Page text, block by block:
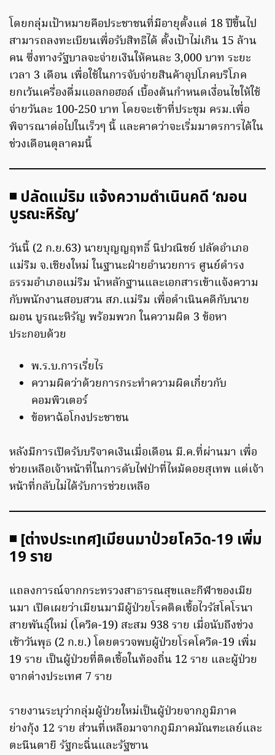
โดยกลุ่มเป้าหมายคือประชาชนที่มีอายุตั้งแต่ 18 ปีขึ้นไป
สามารถลงทะเบียนเพื่อรับสิทธิได้ ตั้งเป้าไม่เกิน 15 ล้าน
คน ซึ่งทางรัฐบาลจะจ่ายเงินให้คนละ 3,000 บาท ระยะ
เวลา 3 เดือน เพื่อใช้ในการจับจ่ายสินค้าอุปโภคบริโภค
ยกเว้นเครื่องดื่มแอลกอฮอล์ เบื้องต้นกำหนดเงื่อนไขให้ใช้
จ่ายวันละ 100-250 บาท โดยจะเข้าที่ประชุม ครม.เพื่อ
พิจารณาต่อไปในเร็วๆ นี้ และคาดว่าจะเริ่มมาตรการได้ใน
ช่วงเดือนตุลาคมนี้
◾ ปลัดแม่ริม แจ้งความดำเนินคดี ‘ฌอน
บูรณะหิรัญ’
วันนี้ (2 ก.ย.63) นายบุญญฤทธิ์ นิปวณิชย์ ปลัดอำเภอ
แม่ริม จ.เชียงใหม่ ในฐานะฝ่ายอำนวยการ ศูนย์ดำรง
ธรรมอำเภอแม่ริม นำหลักฐานและเอกสารเข้าแจ้งความ
กับพนักงานสอบสวน สภ.แม่ริม เพื่อดำเนินคดีกับนาย
ฌอน บูรณะหิรัญ พร้อมพวก ในความผิด 3 ข้อหา
ประกอบด้วย
พ.ร.บ.การเรี่ยไร
ความผิดว่าด้วยการกระทำความผิดเกี่ยวกับ
คอมพิวเตอร์
ข้อหาฉ้อโกงประชาชน
หลังมีการเปิดรับบริจาคเงินเมื่อเดือน มี.ค.ที่ผ่านมา เพื่อ
ช่วยเหลือเจ้าหน้าที่ในการดับไฟป่าที่ไหม้ดอยสุเทพ แต่เจ้า
หน้าที่กลับไม่ได้รับการช่วยเหลือ
◾ [ต่างประเทศ]เมียนมาป่วยโควิด-19 เพิ่ม
19 ราย
แถลงการณ์จากกระทรวงสาธารณสุขและกีฬาของเมีย
นมา เปิดเผยว่าเมียนมามีผู้ป่วยโรคติดเชื้อไวรัสโคโรนา
สายพันธุ์ใหม่ (โควิด-19) สะสม 938 ราย เมื่อนับถึงช่วง
เช้าวันพุธ (2 ก.ย.) โดยตรวจพบผู้ป่วยโรคโควิด-19 เพิ่ม
19 ราย เป็นผู้ป่วยที่ติดเชื้อในท้องถิ่น 12 ราย และผู้ป่วย
จากต่างประเทศ 7 ราย
รายงานระบุว่ากลุ่มผู้ป่วยใหม่เป็นผู้ป่วยจากภูมิภาค
ย่างกุ้ง 12 ราย ส่วนที่เหลือมาจากภูมิภาคมัณฑะเลย์และ
ตะนีนตายี รัฐกะฉิ่นและรัฐชาน